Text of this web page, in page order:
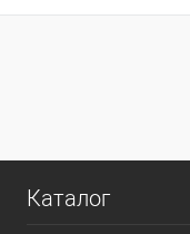
Каталог